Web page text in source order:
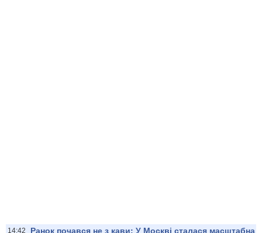
14:42 Ранок почався не з кави: У Москві сталася масштабна